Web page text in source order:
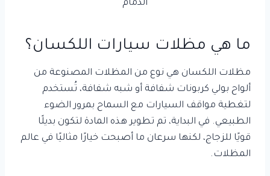
الدمام
ما هي مظلات سيارات اللكسان؟
مظلات اللكسان هي نوع من المظلات المصنوعة من
ألواح بولي كربونات شفافة أو شبه شفافة، تُستخدم
لتغطية مواقف السيارات مع السماح بمرور الضوء
الطبيعي. في البداية، تم تطوير هذه المادة لتكون بديلًا
قويًا للزجاج، لكنها سرعان ما أصبحت خيارًا مثاليًا في عالم
المظلات.